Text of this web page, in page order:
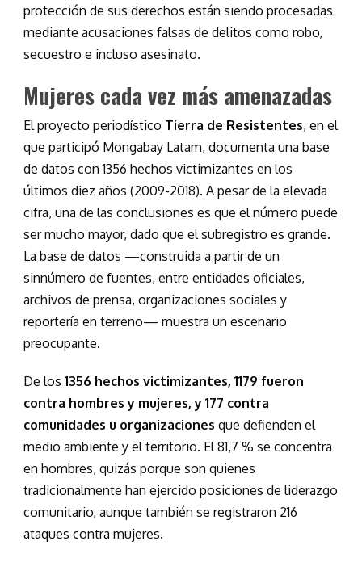
protección de sus derechos están siendo procesadas
mediante acusaciones falsas de delitos como robo,
secuestro e incluso asesinato.
Mujeres cada vez más amenazadas
El proyecto periodístico Tierra de Resistentes, en el
que participó Mongabay Latam, documenta una base
de datos con 1356 hechos victimizantes en los
últimos diez años (2009-2018). A pesar de la elevada
cifra, una de las conclusiones es que el número puede
ser mucho mayor, dado que el subregistro es grande.
La base de datos —construida a partir de un
sinnúmero de fuentes, entre entidades oficiales,
archivos de prensa, organizaciones sociales y
reportería en terreno— muestra un escenario
preocupante.
De los 1356 hechos victimizantes, 1179 fueron
contra hombres y mujeres, y 177 contra
comunidades u organizaciones que defienden el
medio ambiente y el territorio. El 81,7 % se concentra
en hombres, quizás porque son quienes
tradicionalmente han ejercido posiciones de liderazgo
comunitario, aunque también se registraron 216
ataques contra mujeres.